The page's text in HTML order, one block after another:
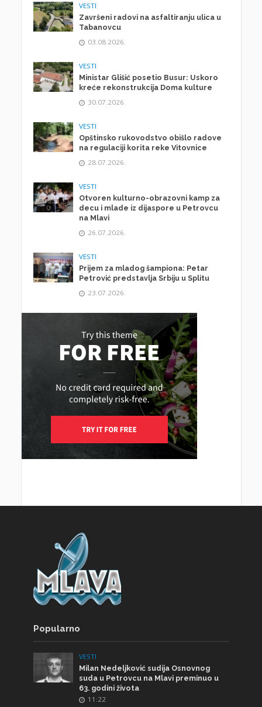
VESTI
Završeni radovi na asfaltiranju ulica u
Tabanovcu
03.08.2026.
VESTI
Ministar Glišić posetio Busur: Uskoro
kreće rekonstrukcija Doma kulture
30.07.2026.
VESTI
Opštinsko rukovodstvo obišlo radove
na regulaciji korita reke Vitovnice
28.07.2026.
VESTI
Otvoren kulturno-obrazovni kamp za
decu i mlade iz dijaspore u Petrovcu
na Mlavi
26.07.2026.
VESTI
Prijem za mladog šampiona: Petar
Petrović predstavlja Srbiju u Splitu
23.07.2026.
Popularno
VESTI
Milan Nedeljković sudija Osnovnog
suda u Petrovcu na Mlavi preminuo u
63. godini života
11:22